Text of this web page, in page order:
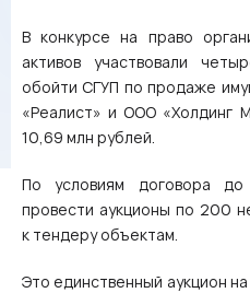
В конкурсе на право
активов участвовали
обойти СГУП по продаже
«Реалист» и ООО «Холдинг
10,69 млн рублей.
По условиям договора
провести аукционы по 200
к тендеру объектам.
Это единственный аукцион